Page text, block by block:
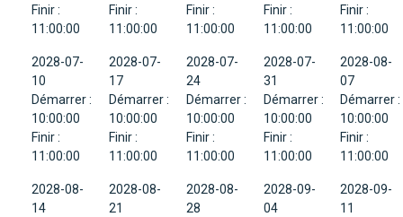
Finir :
11:00:00
Finir :
11:00:00
Finir :
11:00:00
Finir :
11:00:00
Finir :
11:00:00
2028-07-
10
Démarrer :
10:00:00
Finir :
11:00:00
2028-07-
17
Démarrer :
10:00:00
Finir :
11:00:00
2028-07-
24
Démarrer :
10:00:00
Finir :
11:00:00
2028-07-
31
Démarrer :
10:00:00
Finir :
11:00:00
2028-08-
07
Démarrer :
10:00:00
Finir :
11:00:00
2028-08-
14
2028-08-
21
2028-08-
28
2028-09-
04
2028-09-
11